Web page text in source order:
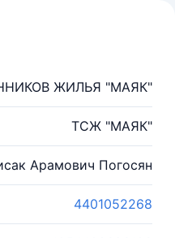
ЖИЛЬЯ "МАЯК"
ТСЖ "МАЯК"
Арамович Погосян
4401052268